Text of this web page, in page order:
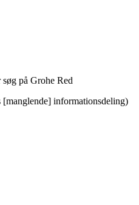
på Grohe Red
[manglende] informationsdeling)